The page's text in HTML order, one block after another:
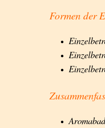
Formen der
Aromabad